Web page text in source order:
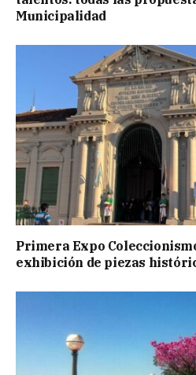
Municipalidad
Primera Expo
exhibición de piezas